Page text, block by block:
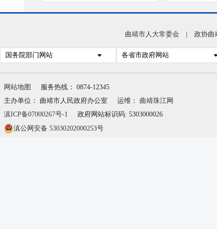
曲靖市人大常委会 政协曲
国务院部门网站 各省市政府网站
网站地图
服务热线： 0874-12345
主办单位： 曲靖市人民政府办公室
运维： 曲靖珠江网
滇ICP备07000267号-1
政府网站标识码: 5303000026
滇公网安备 53030202000253号